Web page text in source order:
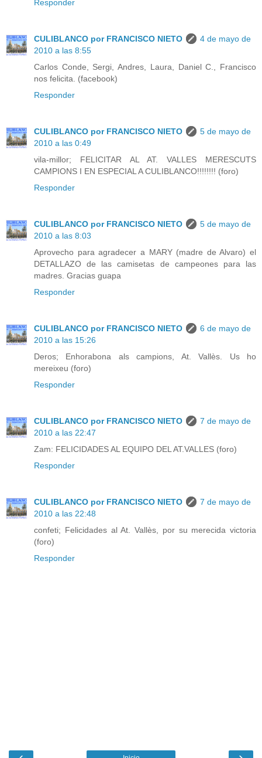
Responder
CULIBLANCO por FRANCISCO NIETO
4 de mayo de
2010 a las 8:55
Carlos Conde, Sergi, Andres, Laura, Daniel C., Francisco
nos felicita. (facebook)
Responder
CULIBLANCO por FRANCISCO NIETO
5 de mayo de
2010 a las 0:49
vila-millor; FELICITAR AL AT. VALLES MERESCUTS
CAMPIONS I EN ESPECIAL A CULIBLANCO!!!!!!!! (foro)
Responder
CULIBLANCO por FRANCISCO NIETO
5 de mayo de
2010 a las 8:03
Aprovecho para agradecer a MARY (madre de Alvaro) el
DETALLAZO de las camisetas de campeones para las
madres. Gracias guapa
Responder
CULIBLANCO por FRANCISCO NIETO
6 de mayo de
2010 a las 15:26
Deros; Enhorabona als campions, At. Vallès. Us ho
mereixeu (foro)
Responder
CULIBLANCO por FRANCISCO NIETO
7 de mayo de
2010 a las 22:47
Zam: FELICIDADES AL EQUIPO DEL AT.VALLES (foro)
Responder
CULIBLANCO por FRANCISCO NIETO
7 de mayo de
2010 a las 22:48
confeti; Felicidades al At. Vallès, por su merecida victoria
(foro)
Responder